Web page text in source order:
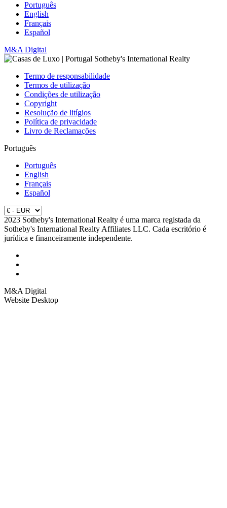
Português
English
Français
Español
M&A Digital
Termo de responsabilidade
Termos de utilização
Condições de utilização
Copyright
Resolução de litígios
Política de privacidade
Livro de Reclamações
Português
Português
English
Français
Español
2023 Sotheby's International Realty é uma marca registada da
Sotheby's International Realty Affiliates LLC. Cada escritório é
jurídica e financeiramente independente.
M&A Digital
Website Desktop